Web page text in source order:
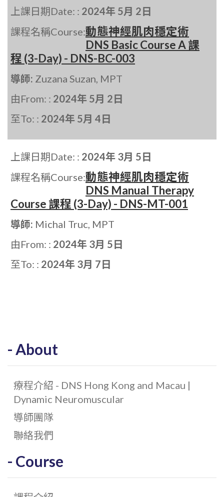
上課日期Date: : 2024年 5月 2日
課程名稱Course:動態神經肌肉穩定術
DNS Basic Course A 課
程 (3-Day) - DNS-BC-003
導師: Zuzana Suzan, MPT
由From: : 2024年 5月 2日
至To: : 2024年 5月 4日
上課日期Date: : 2024年 3月 5日
課程名稱Course:動態神經肌肉穩定術
DNS Manual Therapy
Course 課程 (3-Day) - DNS-MT-001
導師: Michal Truc, MPT
由From: : 2024年 3月 5日
至To: : 2024年 3月 7日
About
療程介紹 - DNS Hong Kong and Macau |
Dynamic Neuromuscular
導師團隊
聯絡我們
Course